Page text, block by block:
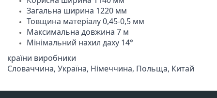
Товщина матеріалу 0,45-0,5 мм
Максимальна довжина 7 м
Мінімальний нахил даху 14°
країни виробники
Cловаччина, Україна, Німеччина, Польща, Китай